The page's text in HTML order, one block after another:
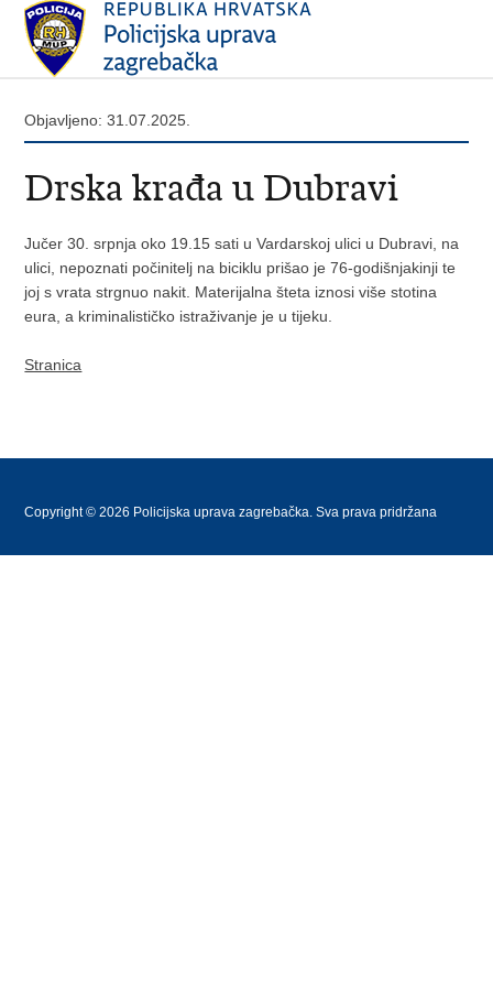
Objavljeno: 31.07.2025.
Drska krađa u Dubravi
Jučer 30. srpnja oko 19.15 sati u Vardarskoj ulici u Dubravi, na
ulici, nepoznati počinitelj na biciklu prišao je 76-godišnjakinji te
joj s vrata strgnuo nakit. Materijalna šteta iznosi više stotina
eura, a kriminalističko istraživanje je u tijeku.
Stranica
Copyright © 2026 Policijska uprava zagrebačka. Sva prava pridržana